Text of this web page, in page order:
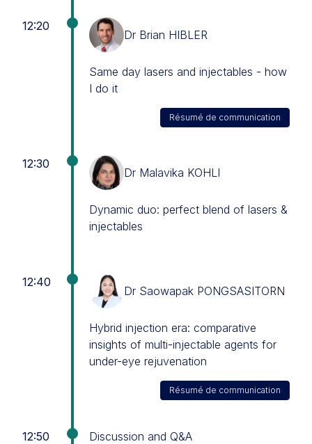
12:20
Dr Brian HIBLER
Same day lasers and injectables - how
I do it
Résumé de communication
12:30
Dr Malavika KOHLI
Dynamic duo: perfect blend of lasers &
injectables
12:40
Dr Saowapak PONGSASITORN
Hybrid injection era: comparative
insights of multi-injectable agents for
under-eye rejuvenation
Résumé de communication
12:50 Discussion and Q&A